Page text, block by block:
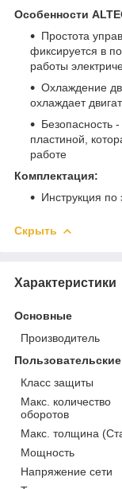
Особенности
Простота
фиксируется в
работы
Охлаждение
охлаждает
Безопасность
пластиной,
работе
Комплектация:
Инструкция по
Скрыть
Характеристики
Основные
Производитель
Класс защиты
Макс. количество
оборотов
Макс. толщина
Мощность
Напряжение сети